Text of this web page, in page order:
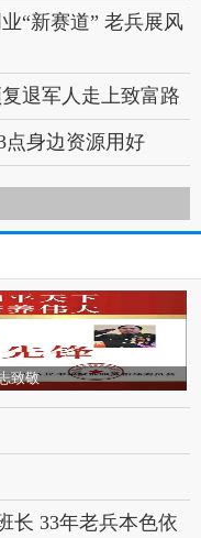
柳庄村走访调研 为
汛“安全堤”
“新赛道” 老兵展风
退军人走上致富路
点身边资源用好
全：与270名退役军
苦中苦，闯出新天地
致敬
长 33年老兵本色依